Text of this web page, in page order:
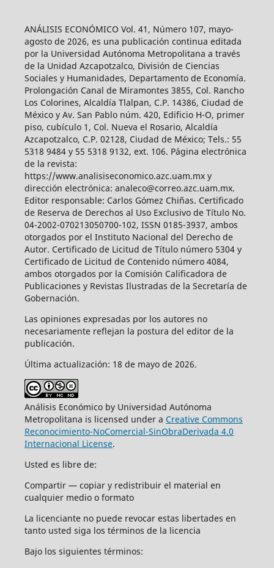
ANÁLISIS ECONÓMICO Vol. 41, Número 107, mayo-
agosto de 2026, es una publicación continua editada
por la Universidad Autónoma Metropolitana a través
de la Unidad Azcapotzalco, División de Ciencias
Sociales y Humanidades, Departamento de Economía.
Prolongación Canal de Miramontes 3855, Col. Rancho
Los Colorines, Alcaldía Tlalpan, C.P. 14386, Ciudad de
México y Av. San Pablo núm. 420, Edificio H-O, primer
piso, cubículo 1, Col. Nueva el Rosario, Alcaldía
Azcapotzalco, C.P. 02128, Ciudad de México; Tels.: 55
5318 9484 y 55 5318 9132, ext. 106. Página electrónica
de la revista:
https://www.analisiseconomico.azc.uam.mx y
dirección electrónica: analeco@correo.azc.uam.mx.
Editor responsable: Carlos Gómez Chiñas. Certificado
de Reserva de Derechos al Uso Exclusivo de Título No.
04-2002-070213050700-102, ISSN 0185-3937, ambos
otorgados por el Instituto Nacional del Derecho de
Autor. Certificado de Licitud de Título número 5304 y
Certificado de Licitud de Contenido número 4084,
ambos otorgados por la Comisión Calificadora de
Publicaciones y Revistas Ilustradas de la Secretaría de
Gobernación.
Las opiniones expresadas por los autores no
necesariamente reflejan la postura del editor de la
publicación.
Última actualización: 18 de mayo de 2026.
Análisis Económico by Universidad Autónoma
Metropolitana is licensed under a Creative Commons
Reconocimiento-NoComercial-SinObraDerivada 4.0
Internacional License.
Usted es libre de:
Compartir — copiar y redistribuir el material en
cualquier medio o formato
La licenciante no puede revocar estas libertades en
tanto usted siga los términos de la licencia
Bajo los siguientes términos: